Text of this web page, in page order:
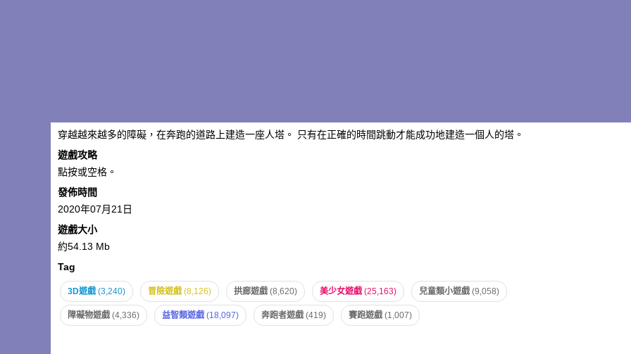
穿越越來越多的障礙，在奔跑的道路上建造一座人塔。 只有在正確的時間跳動才能成功地建造一個人的塔。
遊戲攻略
點按或空格。
發佈時間
2020年07月21日
遊戲大小
約54.13 Mb
Tag
3D遊戲 (3,240) 冒險遊戲 (8,126) 拱廊遊戲 (8,620) 美少女遊戲 (25,163) 兒童類小遊戲 (9,058)
障礙物遊戲 (4,336) 益智類遊戲 (18,097) 奔跑者遊戲 (419) 賽跑遊戲 (1,007)